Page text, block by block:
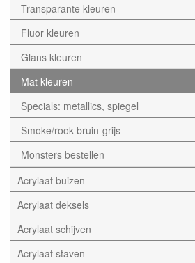
Transparante kleuren
Fluor kleuren
Glans kleuren
Mat kleuren
Specials: metallics, spiegel
Smoke/rook bruin-grijs
Monsters bestellen
Acrylaat buizen
Acrylaat deksels
Acrylaat schijven
Acrylaat staven